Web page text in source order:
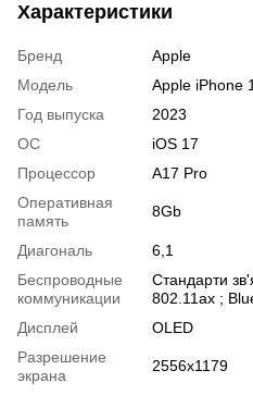
Характеристики
Бренд
Apple
Модель
Apple iPhone
Год выпуска
2023
ОС
iOS 17
Процессор
A17 Pro
Оперативная
память
8Gb
Диагональ
6,1
Беспроводные
коммуникации
Стандарти
802.11ax ;
Дисплей
OLED
Разрешение
экрана
2556x1179